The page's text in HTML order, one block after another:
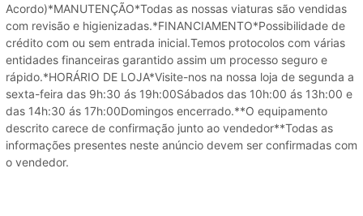
Acordo)*MANUTENÇÃO*Todas as nossas viaturas são vendidas
com revisão e higienizadas.*FINANCIAMENTO*Possibilidade de
crédito com ou sem entrada inicial.Temos protocolos com várias
entidades financeiras garantido assim um processo seguro e
rápido.*HORÁRIO DE LOJA*Visite-nos na nossa loja de segunda a
sexta-feira das 9h:30 ás 19h:00Sábados das 10h:00 ás 13h:00 e
das 14h:30 ás 17h:00Domingos encerrado.**O equipamento
descrito carece de confirmação junto ao vendedor**Todas as
informações presentes neste anúncio devem ser confirmadas com
o vendedor.